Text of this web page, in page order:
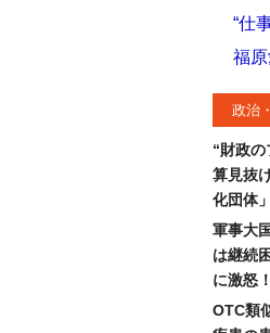
“仕
福
政治
“財政
算見抜
化団体
軍事大
は継続
に激怒！
OTC類